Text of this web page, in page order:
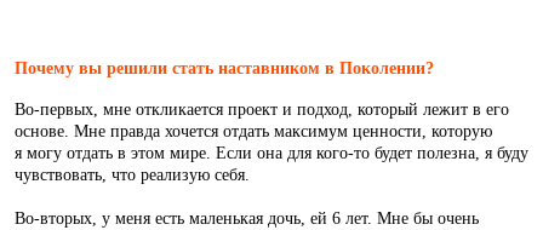
Почему вы решили стать наставником в Поколении?
Во-первых, мне откликается проект и подход, который лежит в его
основе. Мне правда хочется отдать максимум ценности, которую
я могу отдать в этом мире. Если она для кого-то будет полезна, я буду
чувствовать, что реализую себя.
Во-вторых, у меня есть маленькая дочь, ей 6 лет. Мне бы очень